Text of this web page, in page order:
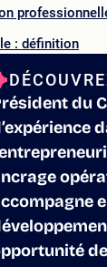
: définition
du